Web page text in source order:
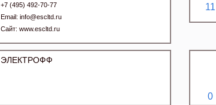
+7 (495) 492-70-77
Email: info@escltd.ru
Сайт: www.escltd.ru
11
ЭЛЕКТРОФФ
0